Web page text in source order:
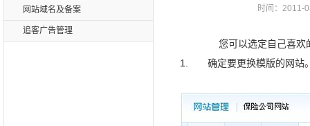
时间：2011-
您可以选定自己喜欢的模
1. 确定要更换模版的网站
网站域名及备案
追客广告管理